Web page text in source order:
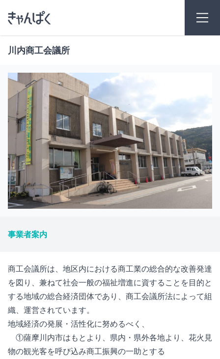
川内商工会議所
事業者案内
商工会議所は、地区内における商工業の総合的な改善発達
を図り、兼ねて社会一般の福祉増進に資することを目的と
する地域の総合経済団体であり、商工会議所法によって組
織、運営されています。
地域経済の発展・活性化に努めるべく、
①薩摩川内市はもとより、県内・県外各地より、花火見
物の観光客を呼び込み商工振興の一助とする